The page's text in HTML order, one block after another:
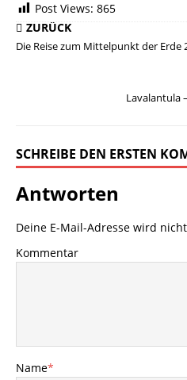
Post Views: 865
ZURÜCK
Die Reise zum Mittelpunkt der Erde
Lavalantula
SCHREIBE DEN ERSTEN
Antworten
Deine E-Mail-Adresse wird
Kommentar
Name*